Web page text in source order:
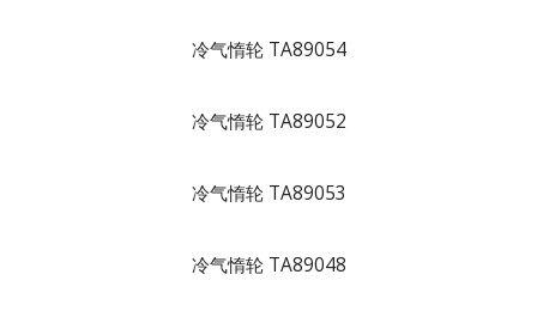
冷气惰轮 TA89054
冷气惰轮 TA89052
冷气惰轮 TA89053
冷气惰轮 TA89048